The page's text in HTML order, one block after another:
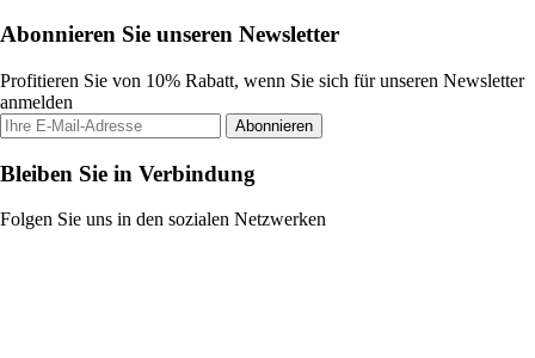
Abonnieren Sie unseren Newsletter
Profitieren Sie von 10% Rabatt, wenn Sie sich für unseren Newsletter
anmelden
Abonnieren
Bleiben Sie in Verbindung
Folgen Sie uns in den sozialen Netzwerken